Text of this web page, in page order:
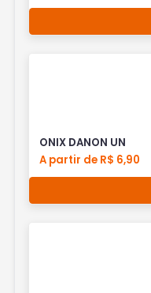
ONIX DANON UN
A partir de R$ 6,90